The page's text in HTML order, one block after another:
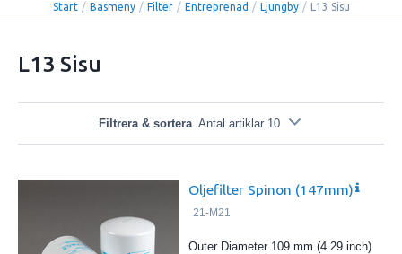
Start / Basmeny / Filter / Entreprenad / Ljungby / L13 Sisu
L13 Sisu
Filtrera & sortera Antal artiklar 10
Oljefilter Spinon (147mm)
21-M21
Outer Diameter 109 mm (4.29 inch)